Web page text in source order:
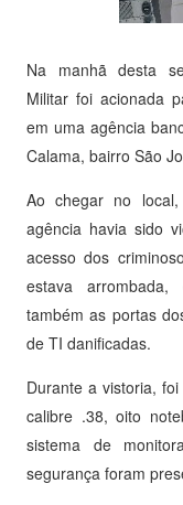
Na manhã desta
Militar foi acionada
em uma agência
Calama, bairro São
Ao chegar no
agência havia sido
acesso dos
estava
também as portas
de TI danificadas.
Durante a vistoria,
calibre .38, oito
sistema de
segurança foram